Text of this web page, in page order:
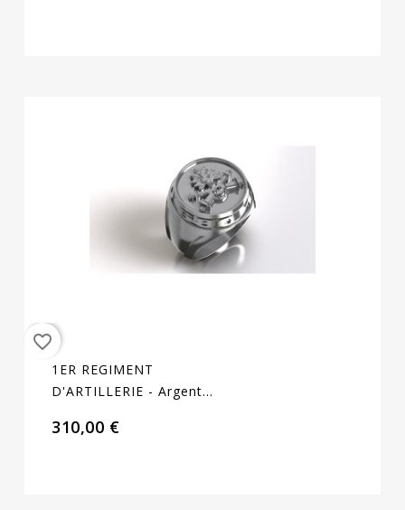
favorite_border
1ER REGIMENT
D'ARTILLERIE - Argent
310,00 €